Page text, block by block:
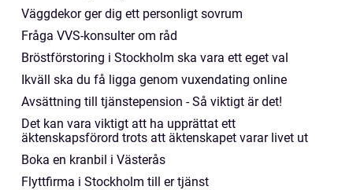
Väggdekor ger dig ett personligt sovrum
Fråga VVS-konsulter om råd
Bröstförstoring i Stockholm ska vara ett eget val
Ikväll ska du få ligga genom vuxendating online
Avsättning till tjänstepension - Så viktigt är det!
Det kan vara viktigt att ha upprättat ett
äktenskapsförord trots att äktenskapet varar livet ut
Boka en kranbil i Västerås
Flyttfirma i Stockholm till er tjänst